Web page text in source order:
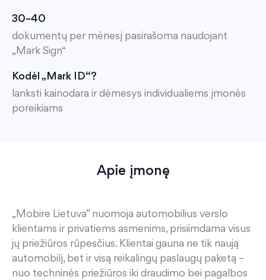
30–40
dokumentų per mėnesį pasirašoma naudojant
„Mark Sign“
Kodėl „Mark ID“?
lanksti kainodara ir dėmesys individualiems įmonės
poreikiams
Apie įmonę
„Mobire Lietuva” nuomoja automobilius verslo
klientams ir privatiems asmenims, prisiimdama visus
jų priežiūros rūpesčius. Klientai gauna ne tik naują
automobilį, bet ir visą reikalingų paslaugų paketą –
nuo techninės priežiūros iki draudimo bei pagalbos